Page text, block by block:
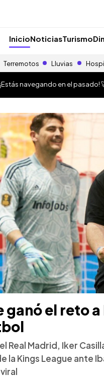
InicioNoticiasTurismo
Terremotos Lluvias
¡Estás navegando en el pasado!
ganó el reto a
Real Madrid, Iker
la Kings League ante